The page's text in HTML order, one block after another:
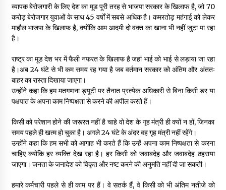
व्यापक बेरोजगारी के लिए देश का मूड पूरी तरह से भाजपा सरकार के खिलाफ है, जो 70
करोड़ बेरोजगार युवाओं के साथ 45 वर्षों में सबसे अधिक है। कमरतोड़ महंगाई को लेकर
माहौल भाजपा के खिलाफ है, क्योंकि आम आदमी दो वक्त का खाना भी नहीं जुटा पा रहा
है।
राष्ट्र का मूड देश भर में फैली नफरत के खिलाफ है जहां भाई को भाई से लड़ाया जा रहा
है।अब 24 घंटे से भी कम समय रह गया है जब वर्तमान सरकार को अंतिम और अंततः
बाहर का रास्ता दिखाया जाएगा।
उन्होंने कहा कि हम मतगणना ड्यूटी पर तैनात प्रत्येक अधिकारी से बिना किसी डर या
पक्षपात के अपना काम निष्पक्षता से करने की अपील करते हैं।
किसी को परेशान होने की जरूरत नहीं है चाहे वो देश के गृह मंत्री ही क्यों न हों, जिनका
समय पहले ही खत्म हो चुका है। अगले 24 घंटे के अंदर वह गृह मंत्री नहीं रहेंगे।
उन्होंने कहा कि हम सभी को आगाह भी करते हैं कि उन्हें अपना काम निष्पक्षता से करना
चाहिए क्योंकि हर व्यक्ति देख रहा है। हर किसी को जवाबदेह और जवाबदेह ठहराया
जाएगा। जनता के जनादेश को विकृत और नष्ट करने की अनुमति नहीं दी जा सकती।
हमारे कर्मचारी पहले से ही काम पर हैं। वे सतर्क हैं, वे किसी को भी अंतिम नतीजे को